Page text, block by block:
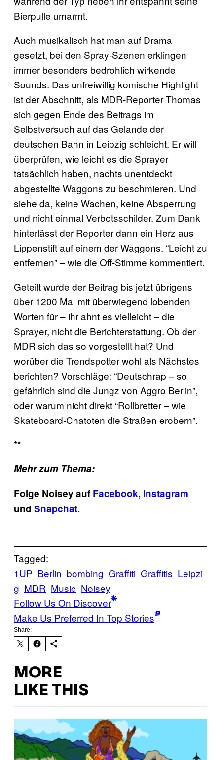
Bierpulle umarmt.
Auch musikalisch hat man auf Drama
gesetzt, bei den Spray-Szenen erklingen
immer besonders bedrohlich wirkende
Sounds. Das unfreiwillig komische Highlight
ist der Abschnitt, als MDR-Reporter Thomas
sich gegen Ende des Beitrags im
Selbstversuch auf das Gelände der
deutschen Bahn in Leipzig schleicht. Er will
überprüfen, wie leicht es die Sprayer
tatsächlich haben, nachts unentdeckt
abgestellte Waggons zu beschmieren. Und
siehe da, keine Wachen, keine Absperrung
und nicht einmal Verbotsschilder. Zum Dank
hinterlässt der Reporter dann ein Herz aus
Lippenstift auf einem der Waggons. “Leicht zu
entfernen” – wie die Off-Stimme kommentiert.
Geteilt wurde der Beitrag bis jetzt übrigens
über 1200 Mal mit überwiegend lobenden
Worten für – ihr ahnt es vielleicht – die
Sprayer, nicht die Berichterstattung. Ob der
MDR sich das so vorgestellt hat? Und
worüber die Trendspotter wohl als Nächstes
berichten? Vorschläge: “Deutschrap – so
gefährlich sind die Jungz von Aggro Berlin”,
oder warum nicht direkt “Rollbretter – wie
Skateboard-Chatoten die Straßen erobern”.
**
Mehr zum Thema:
Folge Noisey auf Facebook, Instagram
und Snapchat.
Tagged:
1UP Berlin bombing Graffiti Graffitis Leipzi
g MDR Music Noisey
Follow Us On Discover
Make Us Preferred In Top Stories
Share:
MORE
LIKE THIS